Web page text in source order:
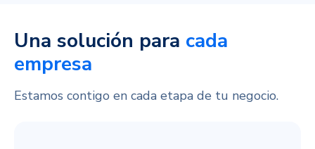
Una solución para cada
empresa
Estamos contigo en cada etapa de tu negocio.